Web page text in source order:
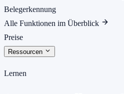
Belegerkennung
Alle Funktionen im Überblick
Preise
Ressourcen
Lernen